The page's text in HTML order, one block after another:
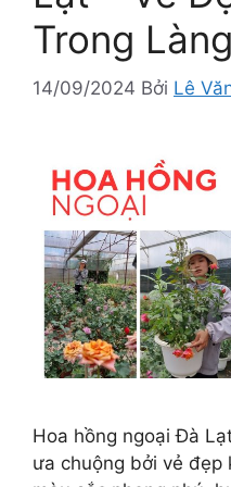
Trong
14/09/2024 Bởi Lê
Hoa hồng ngoại Đà
ưa chuộng bởi vẻ đẹp